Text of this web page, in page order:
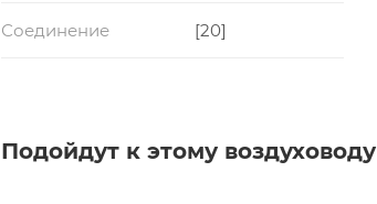
Соединение [20]
Подойдут к этому воздуховоду